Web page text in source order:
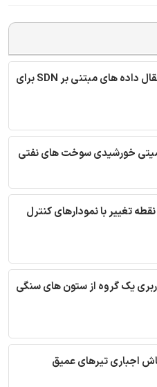
ترجمه مقاله امنیت انتقال داده های مبتنی بر SDN برای
خورشیدی سوخت های نفتی
تغییر با نمودارهای کنترل
یک گروه از ستون های سنگی
اجباری تیرهای عمیق